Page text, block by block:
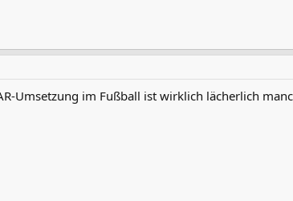
Umsetzung im Fußball ist wirklich lächerlich